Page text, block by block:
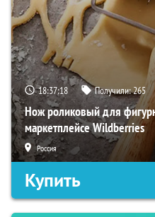
18:37:17 Получили:265
Нож роликовый для
маркетплейсе Wildberries
Россия
Купить